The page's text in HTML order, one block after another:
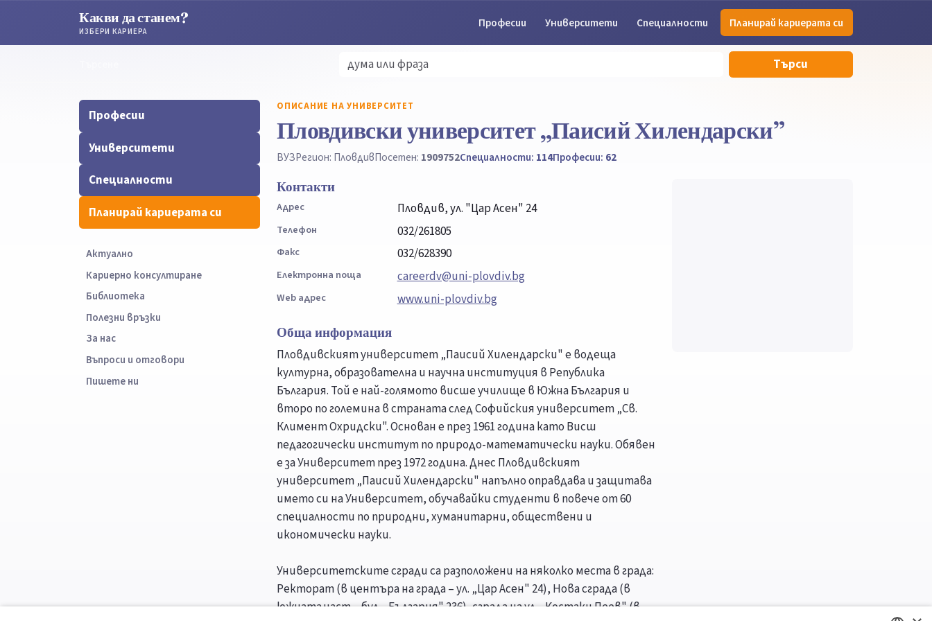
Какви да станем?
ИЗБЕРИ КАРИЕРА
Професии Университети Специалности Планирай кариерата си
Търси
Професии
Университети
Специалности
Планирай кариерата си
Актуално
Кариерно консултиране
Библиотека
Полезни връзки
За нас
Въпроси и отговори
Пишете ни
ОПИСАНИЕ НА УНИВЕРСИТЕТ
Пловдивски университет „Паисий Хилендарски”
ВУЗРегион: ПловдивПосетен: 1909752Специалности: 114Професии: 62
Контакти
Адрес Пловдив, ул. "Цар Асен" 24
Телефон 032/261805
Факс 032/628390
Електронна поща careerdv@uni-plovdiv.bg
Web адрес
www.uni-plovdiv.bg
Обща информация
Пловдивският университет „Паисий Хилендарски" е водеща
културна, образователна и научна институция в Република
България. Той е най-голямото висше училище в Южна България и
второ по големина в страната след Софийския университет „Св.
Климент Охридски". Основан е през 1961 година като Висш
педагогически институт по природо-математически науки. Обявен
е за Университет през 1972 година. Днес Пловдивският
университет „Паисий Хилендарски" напълно оправдава и защитава
името си на Университет, обучавайки студенти в повече от 60
специалности по природни, хуманитарни, обществени и
икономически науки.
Университетските сгради са разположени на няколко места в града:
Ректорат (в центъра на града – ул. „Цар Асен" 24), Нова сграда (в
южната част – бул. „България" 236), сграда на ул. „Костаки Пеев" (в